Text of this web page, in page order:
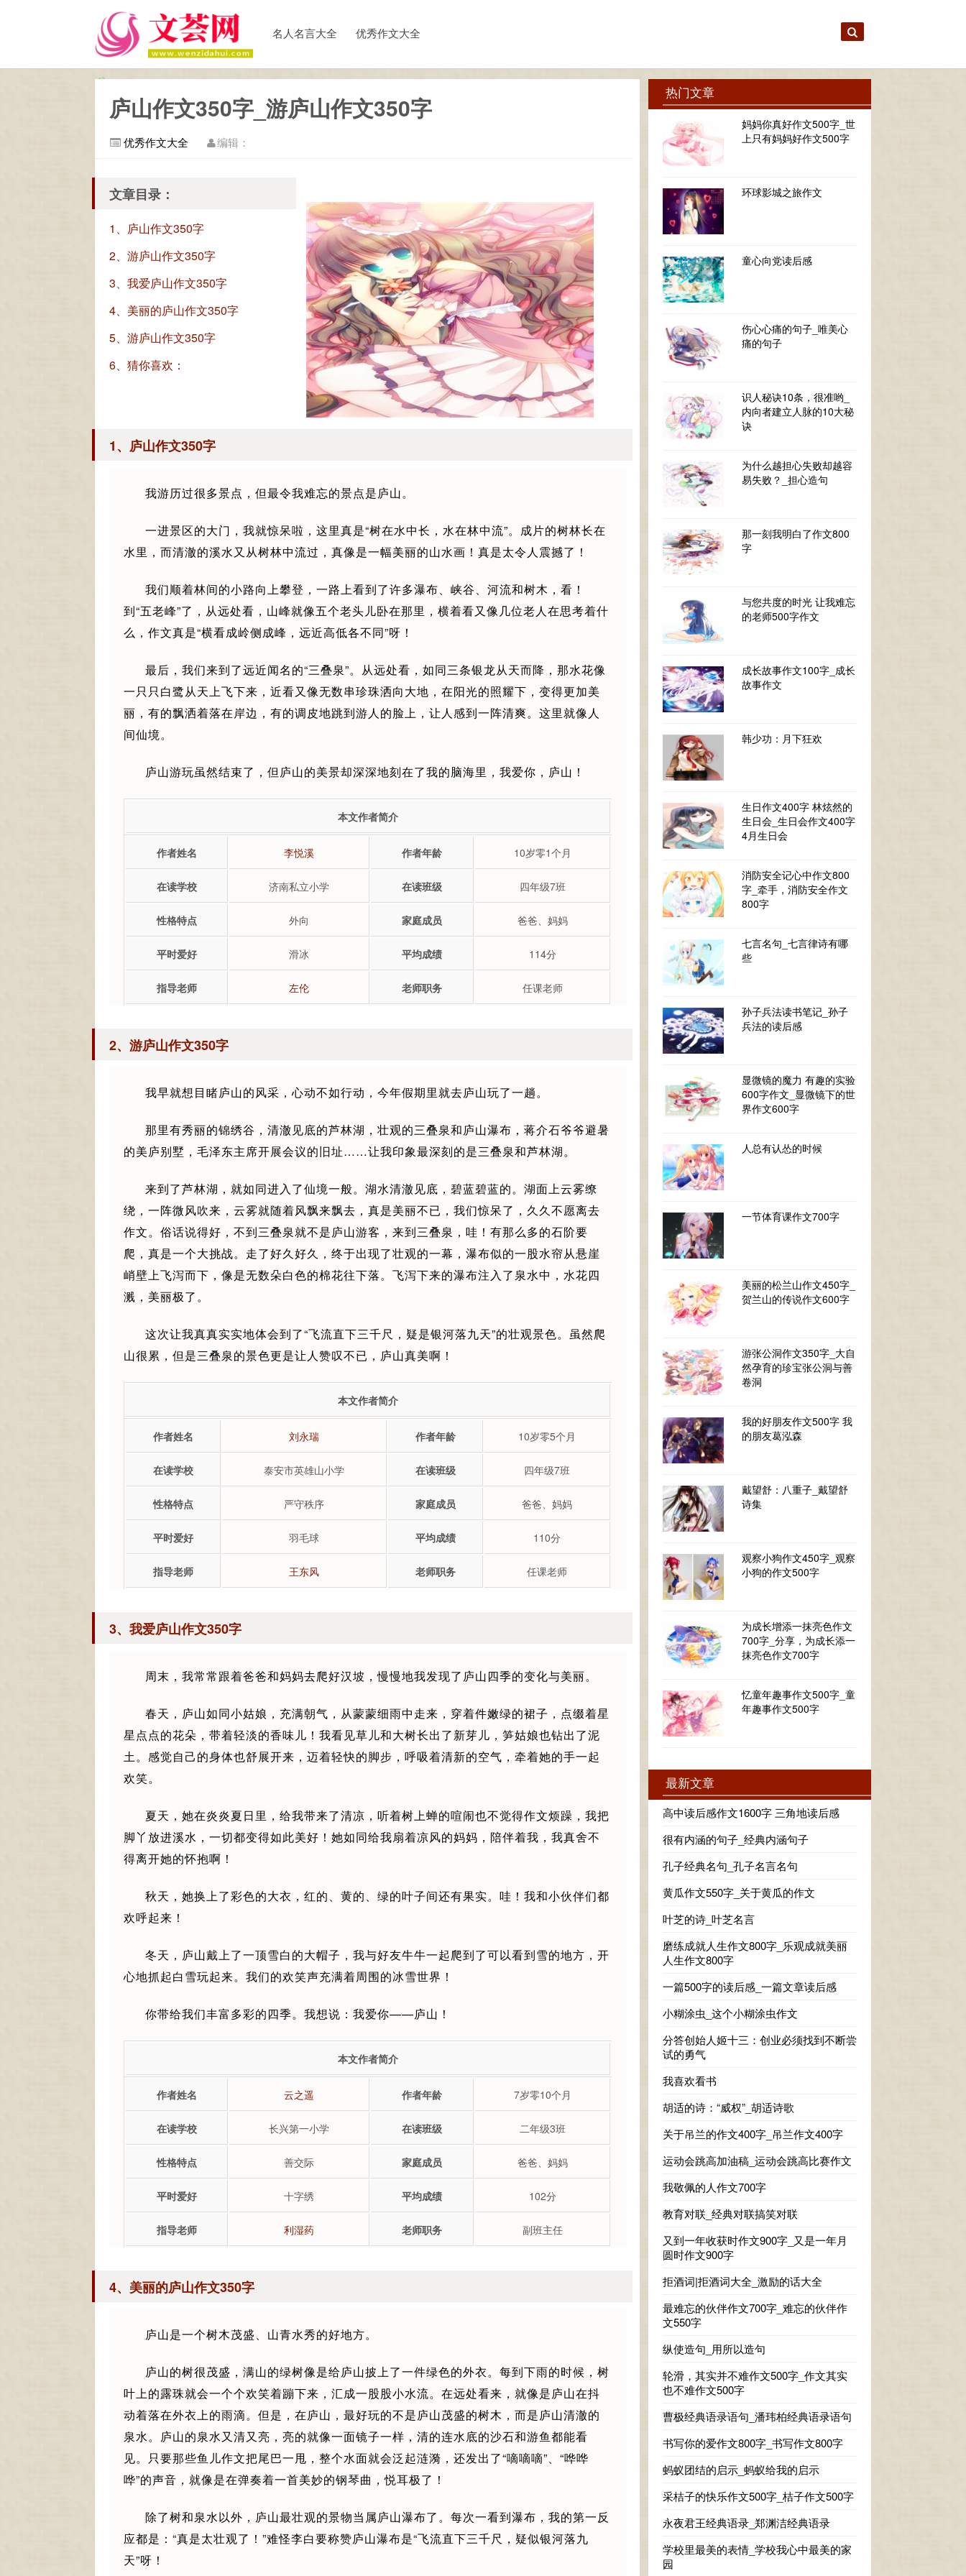
名人名言大全 优秀作文大全
庐山作文350字_游庐山作文350字
优秀作文大全 编辑：
文章目录：
1、庐山作文350字
2、游庐山作文350字
3、我爱庐山作文350字
4、美丽的庐山作文350字
5、游庐山作文350字
6、猜你喜欢：
1、庐山作文350字
我游历过很多景点，但最令我难忘的景点是庐山。
一进景区的大门，我就惊呆啦，这里真是“树在水中长，水在林中流”。成片的树林长在
水里，而清澈的溪水又从树林中流过，真像是一幅美丽的山水画！真是太令人震撼了！
我们顺着林间的小路向上攀登，一路上看到了许多瀑布、峡谷、河流和树木，看！
到“五老峰”了，从远处看，山峰就像五个老头儿卧在那里，横着看又像几位老人在思考着什
么，作文真是“横看成岭侧成峰，远近高低各不同”呀！
最后，我们来到了远近闻名的“三叠泉”。从远处看，如同三条银龙从天而降，那水花像
一只只白鹭从天上飞下来，近看又像无数串珍珠洒向大地，在阳光的照耀下，变得更加美
丽，有的飘洒着落在岸边，有的调皮地跳到游人的脸上，让人感到一阵清爽。这里就像人
间仙境。
庐山游玩虽然结束了，但庐山的美景却深深地刻在了我的脑海里，我爱你，庐山！
本文作者简介
作者姓名 李悦溪 作者年龄 10岁零1个月
在读学校 济南私立小学 在读班级 四年级7班
性格特点 外向 家庭成员 爸爸、妈妈
平时爱好 滑冰 平均成绩 114分
指导老师 左伦 老师职务 任课老师
2、游庐山作文350字
我早就想目睹庐山的风采，心动不如行动，今年假期里就去庐山玩了一趟。
那里有秀丽的锦绣谷，清澈见底的芦林湖，壮观的三叠泉和庐山瀑布，蒋介石爷爷避暑
的美庐别墅，毛泽东主席开展会议的旧址……让我印象最深刻的是三叠泉和芦林湖。
来到了芦林湖，就如同进入了仙境一般。湖水清澈见底，碧蓝碧蓝的。湖面上云雾缭
绕，一阵微风吹来，云雾就随着风飘来飘去，真是美丽不已，我们惊呆了，久久不愿离去
作文。俗话说得好，不到三叠泉就不是庐山游客，来到三叠泉，哇！有那么多的石阶要
爬，真是一个大挑战。走了好久好久，终于出现了壮观的一幕，瀑布似的一股水帘从悬崖
峭壁上飞泻而下，像是无数朵白色的棉花往下落。飞泻下来的瀑布注入了泉水中，水花四
溅，美丽极了。
这次让我真真实实地体会到了“飞流直下三千尺，疑是银河落九天”的壮观景色。虽然爬
山很累，但是三叠泉的景色更是让人赞叹不已，庐山真美啊！
本文作者简介
作者姓名 刘永瑞 作者年龄 10岁零5个月
在读学校 泰安市英雄山小学 在读班级 四年级7班
性格特点 严守秩序 家庭成员 爸爸、妈妈
平时爱好 羽毛球 平均成绩 110分
指导老师 王东风 老师职务 任课老师
3、我爱庐山作文350字
周末，我常常跟着爸爸和妈妈去爬好汉坡，慢慢地我发现了庐山四季的变化与美丽。
春天，庐山如同小姑娘，充满朝气，从蒙蒙细雨中走来，穿着件嫩绿的裙子，点缀着星
星点点的花朵，带着轻淡的香味儿！我看见草儿和大树长出了新芽儿，笋姑娘也钻出了泥
土。感觉自己的身体也舒展开来，迈着轻快的脚步，呼吸着清新的空气，牵着她的手一起
欢笑。
夏天，她在炎炎夏日里，给我带来了清凉，听着树上蝉的喧闹也不觉得作文烦躁，我把
脚丫放进溪水，一切都变得如此美好！她如同给我扇着凉风的妈妈，陪伴着我，我真舍不
得离开她的怀抱啊！
秋天，她换上了彩色的大衣，红的、黄的、绿的叶子间还有果实。哇！我和小伙伴们都
欢呼起来！
冬天，庐山戴上了一顶雪白的大帽子，我与好友牛牛一起爬到了可以看到雪的地方，开
心地抓起白雪玩起来。我们的欢笑声充满着周围的冰雪世界！
你带给我们丰富多彩的四季。我想说：我爱你——庐山！
本文作者简介
作者姓名 云之遥 作者年龄 7岁零10个月
在读学校 长兴第一小学 在读班级 二年级3班
性格特点 善交际 家庭成员 爸爸、妈妈
平时爱好 十字绣 平均成绩 102分
指导老师 利湿药 老师职务 副班主任
4、美丽的庐山作文350字
庐山是一个树木茂盛、山青水秀的好地方。
庐山的树很茂盛，满山的绿树像是给庐山披上了一件绿色的外衣。每到下雨的时候，树
叶上的露珠就会一个个欢笑着蹦下来，汇成一股股小水流。在远处看来，就像是庐山在抖
动着落在外衣上的雨滴。但是，在庐山，最好玩的不是庐山茂盛的树木，而是庐山清澈的
泉水。庐山的泉水又清又亮，亮的就像一面镜子一样，清的连水底的沙石和游鱼都能看
见。只要那些鱼儿作文把尾巴一甩，整个水面就会泛起涟漪，还发出了“嘀嘀嘀”、“哗哗
哗”的声音，就像是在弹奏着一首美妙的钢琴曲，悦耳极了！
除了树和泉水以外，庐山最壮观的景物当属庐山瀑布了。每次一看到瀑布，我的第一反
应都是：“真是太壮观了！”难怪李白要称赞庐山瀑布是“飞流直下三千尺，疑似银河落九
天”呀！
热门文章
妈妈你真好作文500字_世
上只有妈妈好作文500字
环球影城之旅作文
童心向党读后感
伤心心痛的句子_唯美心
痛的句子
识人秘诀10条，很准哟_
内向者建立人脉的10大秘
诀
为什么越担心失败却越容
易失败？_担心造句
那一刻我明白了作文800
字
与您共度的时光 让我难忘
的老师500字作文
成长故事作文100字_成长
故事作文
韩少功：月下狂欢
生日作文400字 林炫然的
生日会_生日会作文400字
4月生日会
消防安全记心中作文800
字_牵手，消防安全作文
800字
七言名句_七言律诗有哪
些
孙子兵法读书笔记_孙子
兵法的读后感
显微镜的魔力 有趣的实验
600字作文_显微镜下的世
界作文600字
人总有认怂的时候
一节体育课作文700字
美丽的松兰山作文450字_
贺兰山的传说作文600字
游张公洞作文350字_大自
然孕育的珍宝张公洞与善
卷洞
我的好朋友作文500字 我
的朋友葛泓森
戴望舒：八重子_戴望舒
诗集
观察小狗作文450字_观察
小狗的作文500字
为成长增添一抹亮色作文
700字_分享，为成长添一
抹亮色作文700字
忆童年趣事作文500字_童
年趣事作文500字
最新文章
高中读后感作文1600字 三角地读后感
很有内涵的句子_经典内涵句子
孔子经典名句_孔子名言名句
黄瓜作文550字_关于黄瓜的作文
叶芝的诗_叶芝名言
磨练成就人生作文800字_乐观成就美丽
人生作文800字
一篇500字的读后感_一篇文章读后感
小糊涂虫_这个小糊涂虫作文
分答创始人姬十三：创业必须找到不断尝
试的勇气
我喜欢看书
胡适的诗：“威权”_胡适诗歌
关于吊兰的作文400字_吊兰作文400字
运动会跳高加油稿_运动会跳高比赛作文
我敬佩的人作文700字
教育对联_经典对联搞笑对联
又到一年收获时作文900字_又是一年月
圆时作文900字
拒酒词|拒酒词大全_激励的话大全
最难忘的伙伴作文700字_难忘的伙伴作
文550字
纵使造句_用所以造句
轮滑，其实并不难作文500字_作文其实
也不难作文500字
曹极经典语录语句_潘玮柏经典语录语句
书写你的爱作文800字_书写作文800字
蚂蚁团结的启示_蚂蚁给我的启示
采桔子的快乐作文500字_桔子作文500字
永夜君王经典语录_郑渊洁经典语录
学校里最美的表情_学校我心中最美的家
园